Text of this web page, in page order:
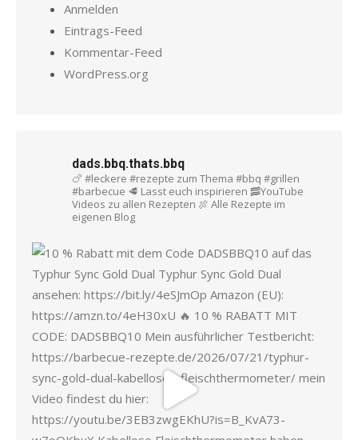
Anmelden
Eintrags-Feed
Kommentar-Feed
WordPress.org
dads.bbq.thats.bbq
🍗 #leckere #rezepte zum Thema #bbq #grillen
#barbecue 🥩 Lasst euch inspirieren 🥓YouTube
Videos zu allen Rezepten 🍖 Alle Rezepte im
eigenen Blog